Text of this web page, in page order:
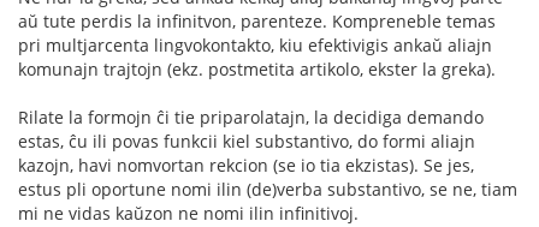
aŭ tute perdis la infinitvon, parenteze. Kompreneble temas
pri multjarcenta lingvokontakto, kiu efektivigis ankaŭ aliajn
komunajn trajtojn (ekz. postmetita artikolo, ekster la greka).
Rilate la formojn ĉi tie priparolatajn, la decidiga demando
estas, ĉu ili povas funkcii kiel substantivo, do formi aliajn
kazojn, havi nomvortan rekcion (se io tia ekzistas). Se jes,
estus pli oportune nomi ilin (de)verba substantivo, se ne, tiam
mi ne vidas kaŭzon ne nomi ilin infinitivoj.